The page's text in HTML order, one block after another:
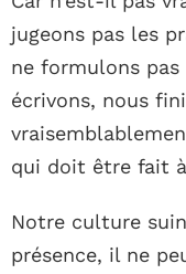
jugeons pas les
ne formulons pas
écrivons, nous
qui doit être fait
Notre culture
présence, il ne